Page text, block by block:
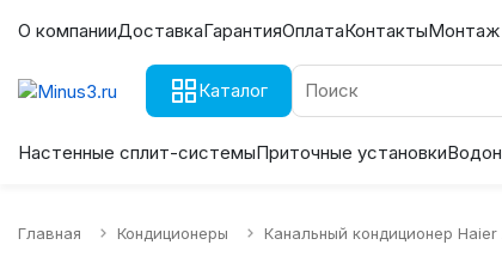
О компанииДоставкаГарантияОплатаКонтактыМонтаж
Каталог
Настенные сплит-системыПриточные установки
Главная Кондиционеры Канальный кондиционер Haier